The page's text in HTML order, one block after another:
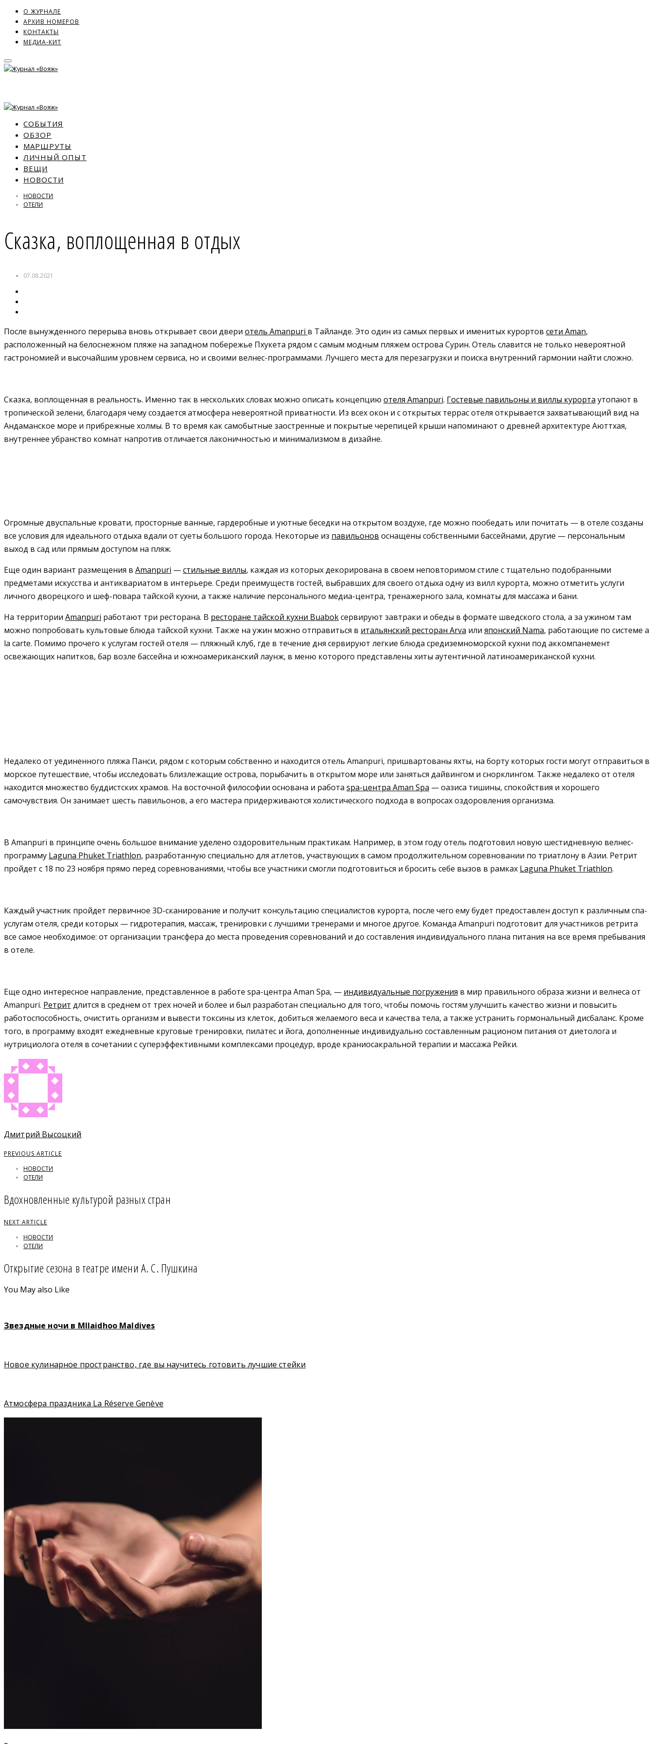
О ЖУРНАЛЕ
АРХИВ НОМЕРОВ
КОНТАКТЫ
МЕДИА-КИТ
СОБЫТИЯ
ОБЗОР
МАРШРУТЫ
ЛИЧНЫЙ ОПЫТ
ВЕЩИ
НОВОСТИ
НОВОСТИ
ОТЕЛИ
Сказка, воплощенная в отдых
07.08.2021
После вынужденного перерыва вновь открывает свои двери отель Amanpuri в Тайланде. Это один из самых первых и именитых курортов сети Aman,
расположенный на белоснежном пляже на западном побережье Пхукета рядом с самым модным пляжем острова Сурин. Отель славится не только невероятной
гастрономией и высочайшим уровнем сервиса, но и своими велнес-программами. Лучшего места для перезагрузки и поиска внутренний гармонии найти сложно.
Сказка, воплощенная в реальность. Именно так в нескольких словах можно описать концепцию отеля Amanpuri. Гостевые павильоны и виллы курорта утопают в
тропической зелени, благодаря чему создается атмосфера невероятной приватности. Из всех окон и с открытых террас отеля открывается захватывающий вид на
Андаманское море и прибрежные холмы. В то время как самобытные заостренные и покрытые черепицей крыши напоминают о древней архитектуре Аюттхая,
внутреннее убранство комнат напротив отличается лаконичностью и минимализмом в дизайне.
Огромные двуспальные кровати, просторные ванные, гардеробные и уютные беседки на открытом воздухе, где можно пообедать или почитать — в отеле созданы
все условия для идеального отдыха вдали от суеты большого города. Некоторые из павильонов оснащены собственными бассейнами, другие — персональным
выход в сад или прямым доступом на пляж.
Еще один вариант размещения в Amanpuri —стильные виллы, каждая из которых декорирована в своем неповторимом стиле с тщательно подобранными
предметами искусства и антиквариатом в интерьере. Среди преимуществ гостей, выбравших для своего отдыха одну из вилл курорта, можно отметить услуги
личного дворецкого и шеф-повара тайской кухни, а также наличие персонального медиа-центра, тренажерного зала, комнаты для массажа и бани.
На территории Amanpuri работают три ресторана. В ресторане тайской кухни Buabokсервируют завтраки и обеды в формате шведского стола, а за ужином там
можно попробовать культовые блюда тайской кухни. Также на ужин можно отправиться в итальянский ресторан Arva или японский Nama, работающие по системе a
la carte. Помимо прочего к услугам гостей отеля — пляжный клуб, где в течение дня сервируют легкие блюда средиземноморской кухни под аккомпанемент
освежающих напитков, бар возле бассейна и южноамериканский лаунж, в меню которого представлены хиты аутентичной латиноамериканской кухни.
Недалеко от уединенного пляжа Панси, рядом с которым собственно и находится отель Amanpuri, пришвартованы яхты, на борту которых гости могут отправиться в
морское путешествие, чтобы исследовать близлежащие острова, порыбачить в открытом море или заняться дайвингом и снорклингом. Также недалеко от отеля
находится множество буддистских храмов. На восточной философии основана и работа spa-центра Aman Spa — оазиса тишины, спокойствия и хорошего
самочувствия. Он занимает шесть павильонов, а его мастера придерживаются холистического подхода в вопросах оздоровления организма.
В Amanpuri в принципе очень большое внимание уделено оздоровительным практикам. Например, в этом году отель подготовил новую шестидневную велнес-
программу Laguna Phuket Triathlon, разработанную специально для атлетов, участвующих в самом продолжительном соревновании по триатлону в Азии. Ретрит
пройдет с 18 по 23 ноября прямо перед соревнованиями, чтобы все участники смогли подготовиться и бросить себе вызов в рамках Laguna Phuket Triathlon.
Каждый участник пройдет первичное 3D-сканирование и получит консультацию специалистов курорта, после чего ему будет предоставлен доступ к различным спа-
услугам отеля, среди которых — гидротерапия, массаж, тренировки с лучшими тренерами и многое другое. Команда Amanpuri подготовит для участников ретрита
все самое необходимое: от организации трансфера до места проведения соревнований и до составления индивидуального плана питания на все время пребывания
в отеле.
Еще одно интересное направление, представленное в работе spa-центра Aman Spa, — индивидуальные погружения в мир правильного образа жизни и велнеса от
Amanpuri. Ретрит длится в среднем от трех ночей и более и был разработан специально для того, чтобы помочь гостям улучшить качество жизни и повысить
работоспособность, очистить организм и вывести токсины из клеток, добиться желаемого веса и качества тела, а также устранить гормональный дисбаланс. Кроме
того, в программу входят ежедневные круговые тренировки, пилатес и йога, дополненные индивидуально составленным рационом питания от диетолога и
нутрициолога отеля в сочетании с суперэффективными комплексами процедур, вроде краниосакральной терапии и массажа Рейки.
Дмитрий Высоцкий
PREVIOUS ARTICLE
НОВОСТИ
ОТЕЛИ
Вдохновленные культурой разных стран
NEXT ARTICLE
НОВОСТИ
ОТЕЛИ
Открытие сезона в театре имени А. С. Пушкина
You May also Like
Звездные ночи в MIlaidhoo Maldives
Новое кулинарное пространство, где вы научитесь готовить лучшие стейки
Атмосфера праздника La Réserve Genève